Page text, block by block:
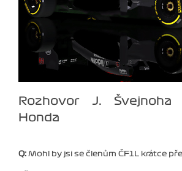
Rozhovor J. Švejnoha
Honda
Q: Mohl by jsi se členům ČF1L krátce